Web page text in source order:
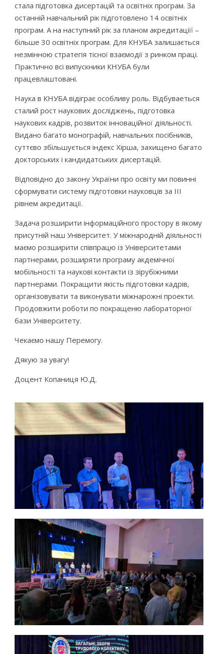
стала підготовка дисертацій та освітніх програм. За
останній навчальний рік підготовлено 14 освітніх
програм. А на наступний рік за планом акредитаціїї –
більше 30 освітніх програм. Для КНУБА залишається
незмінною стратегія тісної взаємодії з ринком праці.
Практично всі випускники КНУБА були
працевлаштовані.
Наука в КНУБА відіграє особливу роль. Відбуваеться
сталий рост наукових досліджень, підготовка
наукових кадрів, розвиток інноваційної діяльності.
Видано багато монографій, навчальних посібників,
суттєво збільшується індекс Хірша, захищено багато
докторських і кандидатських дисертацій.
Відповідно до закону України про освіту ми повинні
сформувати систему підготовки науковців за ІІІ
рівнем акредитації.
Задача розширити інформаційного простору в якому
присутній наш Університет. У міжнародній діяльності
маємо розширити співпрацю із Університетами
партнерами, розширяти програму акдемічної
мобільності та наукові контакти із зірубіжними
партнерами. Покращити якість підготовки кадрів,
організовувати та виконувати міжнарожні проекти.
Продовжити роботи по покращеню лабораторної
бази Університету.
Чекаємо нашу Перемогу.
Дякую за увагу!
Доцент Копаниця Ю.Д.